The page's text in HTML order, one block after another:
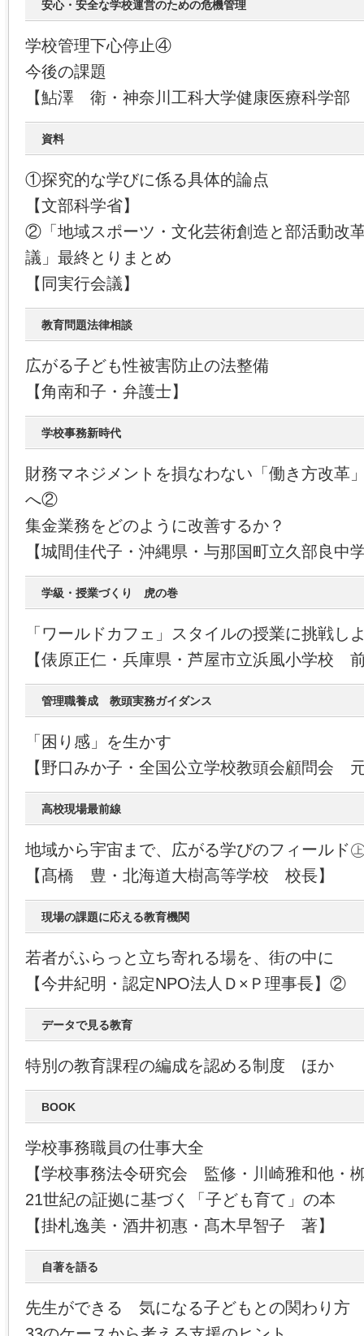
安心・安全な学校運営のための危機管理
学校管理下心停止④
今後の課題
【鮎澤 衛・神奈川工科大学健康医療科学部
資料
①探究的な学びに係る具体的論点
【文部科学省】
②「地域スポーツ・文化芸術創造と部活動改
議」最終とりまとめ
【同実行会議】
教育問題法律相談
広がる子ども性被害防止の法整備
【角南和子・弁護士】
学校事務新時代
財務マネジメントを損なわない「働き方改革
へ②
集金業務をどのように改善するか？
【城間佳代子・沖縄県・与那国町立久部良
学級・授業づくり 虎の巻
「ワールドカフェ」スタイルの授業に挑戦し
【俵原正仁・兵庫県・芦屋市立浜風小学校
管理職養成 教頭実務ガイダンス
「困り感」を生かす
【野口みか子・全国公立学校教頭会顧問会
高校現場最前線
地域から宇宙まで、広がる学びのフィールド
【髙橋 豊・北海道大樹高等学校 校長】
現場の課題に応える教育機関
若者がふらっと立ち寄れる場を、街の中に
【今井紀明・認定NPO法人Ｄ×Ｐ理事長】②
データで見る教育
特別の教育課程の編成を認める制度 ほか
BOOK
学校事務職員の仕事大全
【学校事務法令研究会 監修・川崎雅和他
21世紀の証拠に基づく「子ども育て」の本
【掛札逸美・酒井初惠・髙木早智子 著】
自著を語る
先生ができる 気になる子どもとの関わり方